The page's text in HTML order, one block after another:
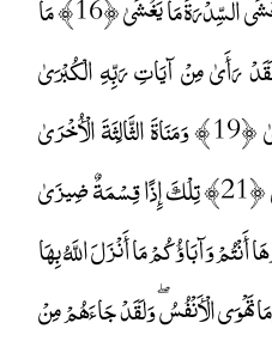
وَمَا طَغَىٰ ﴿17﴾ لَقَدْ رَأَىٰ مِنْ آيَاتِ رَبِّهِ الْكُبْرَىٰ
﴿18﴾ أَفَرَأَيْتُمُ اللَّاتَ وَالْعُزَّىٰ ﴿19﴾ وَمَنَاةَ الثَّالِثَةَ الْأُخْرَىٰ
﴿20﴾ أَلَكُمُ الذَّكَرُ وَلَهُ الْأُنْثَىٰ ﴿21﴾ تِلْكَ إِذًا قِسْمَةٌ ضِيزَىٰ
أَنْتُمْ وَآبَاؤُكُمْ مَا أَنْزَلَ اللَّهُ بِهَا
تَهْوَى الْأَنْفُسُ ۖ وَلَقَدْ جَاءَهُمْ مِنْ